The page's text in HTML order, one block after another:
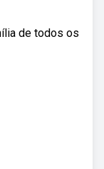
de todos os